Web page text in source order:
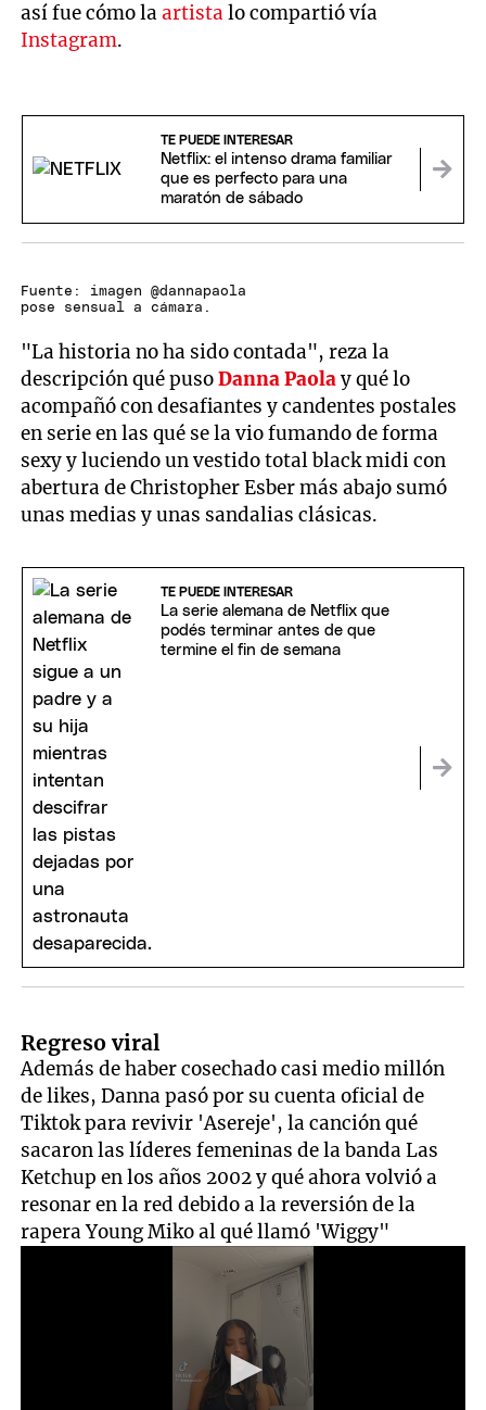
así fue cómo laartista lo compartió vía
Instagram.
TE PUEDE INTERESAR
Netflix: el intenso drama familiar
que es perfecto para una
maratón de sábado
Fuente: imagen @dannapaola
pose sensual a cámara.
"La historia no ha sido contada", reza la
descripción qué pusoDannaPaolay qué lo
acompañó con desafiantes y candentes postales
en serie en las qué se la vio fumando de forma
sexy y luciendo un vestido total black midi con
abertura de Christopher Esber más abajo sumó
unas medias y unas sandalias clásicas.
TE PUEDE INTERESAR
La serie alemana de Netflix que
podés terminar antes de que
termine el fin de semana
Regreso viral
Además de haber cosechado casi medio millón
de likes, Danna pasó por su cuenta oficial de
Tiktok para revivir 'Asereje', la canción qué
sacaron las líderes femeninas de la banda Las
Ketchup en los años 2002 y qué ahora volvió a
resonar en la red debido a la reversión de la
rapera Young Miko al qué llamó 'Wiggy"